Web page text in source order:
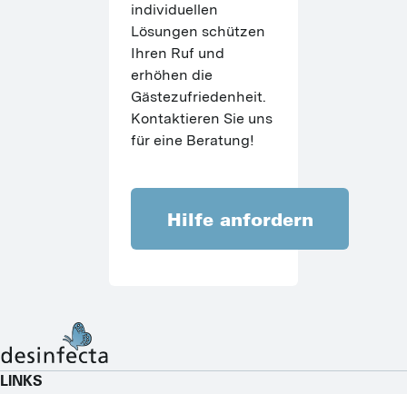
individuellen
Lösungen schützen
Ihren Ruf und
erhöhen die
Gästezufriedenheit.
Kontaktieren Sie uns
für eine Beratung!
Hilfe anfordern
LINKS